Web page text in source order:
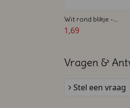
Wit rond blikje -
Bedankje voor
1,69
Vragen &
Stel een vraag